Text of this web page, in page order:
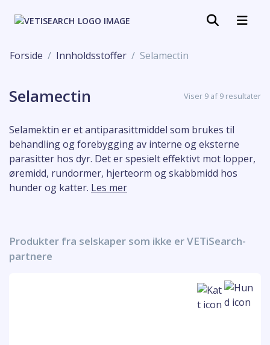
Forside Innholdsstoffer Selamectin
Selamectin Viser 9 af 9 resultater
Selamektin er et antiparasittmiddel som brukes til
behandling og forebygging av interne og eksterne
parasitter hos dyr. Det er spesielt effektivt mot lopper,
øremidd, rundormer, hjerteorm og skabbmidd hos
hunder og katter. Les mer
Produkter fra selskaper som ikke er VETiSearch-
partnere